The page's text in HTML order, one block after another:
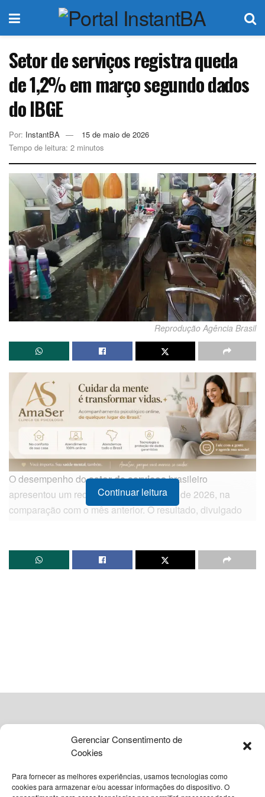
Gerenciar Consentimento de
Cookies
Para fornecer as melhores experiências, usamos tecnologias como
cookies para armazenar e/ou acessar informações do dispositivo. O
Setor de serviços registra queda
de 1,2% em março segundo dados
do IBGE
Por: InstantBA
15 de maio de 2026
Tempo de leitura: 2 minutos
Reprodução Agência Brasil
O desempenho dosetor de serviçosbrasileiro
apresentou um recuo de 1,2% em março de 2026, na
comparação com o mês anterior. O resultado, divulgado
interrompe o período de estabilidade observado em
fevereiro e reflete um cenário de retração generalizada nas
segmentos analisados pelo instituto. O setor de
do índice, liderou as perdas com um recuo de 1,7%. Esse
resultado foi impulsionado, majoritariamente, pelo
desempenho negativo registrado no transporte rodoviário
Além dos transportes, outros ramos da economia também
Continuar leitura